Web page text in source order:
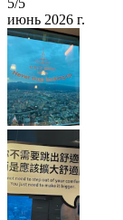
5/5
июнь 2026 г.